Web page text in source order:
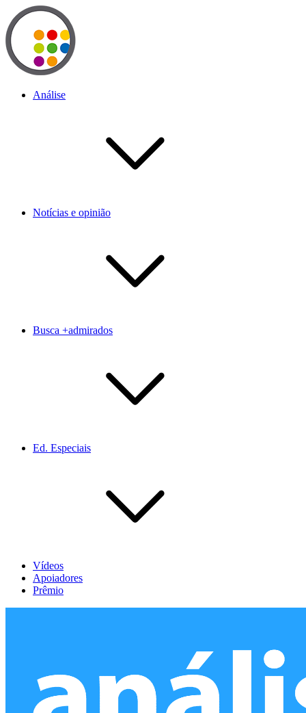
Análise
Notícias e opinião
Busca +admirados
Ed. Especiais
Vídeos
Apoiadores
Prêmio